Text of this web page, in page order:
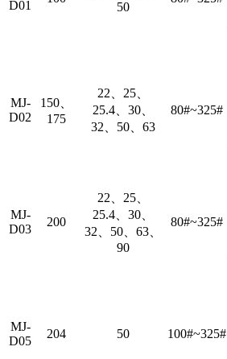
D01
50
MJ-
D02
150、
175
22、25、
25.4、30、
32、50、63
80#~325#
MJ-
D03
200
22、25、
25.4、30、
32、50、63、
90
80#~325#
MJ-
D05
204 50 100#~325#